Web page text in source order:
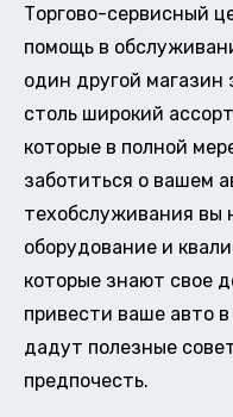
Торгово-сервисный
помощь в
один другой
столь широкий
которые в полной
заботиться о вашем
техобслуживания вы
оборудование и
которые знают свое
привести ваше авто
дадут полезные
предпочесть.